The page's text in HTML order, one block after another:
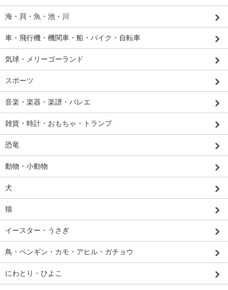
海・貝・魚・池・川
車・飛行機・機関車・船・バイク・自転車
気球・メリーゴーランド
スポーツ
音楽・楽器・楽譜・バレエ
雑貨・時計・おもちゃ・トランプ
恐竜
動物・小動物
犬
猫
イースター・うさぎ
鳥・ペンギン・カモ・アヒル・ガチョウ
にわとり・ひよこ